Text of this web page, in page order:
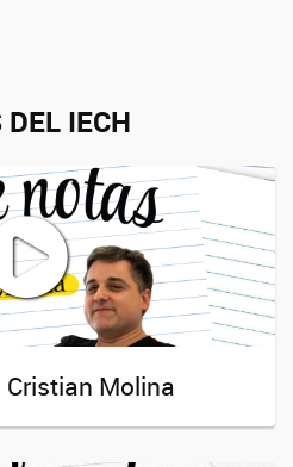
IECH
Cristian Molina